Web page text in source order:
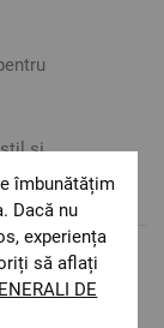
și
îmbunătățim
Dacă nu
experiența
să aflați
DE